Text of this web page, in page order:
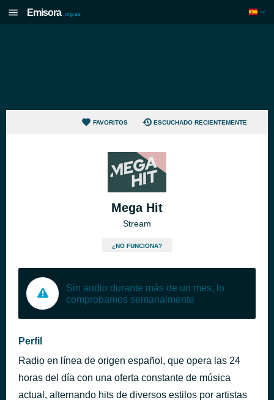
Emisora .org.es
FAVORITOS ESCUCHADO RECIENTEMENTE
Mega Hit
Stream
¿NO FUNCIONA?
Sin audio durante más de un mes, lo
comprobamos semanalmente
Perfil
Radio en línea de origen español, que opera las 24
horas del día con una oferta constante de música
actual, alternando hits de diversos estilos por artistas